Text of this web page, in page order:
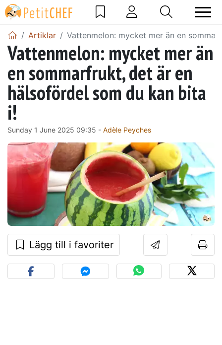
Artiklar Vattenmelon: mycket mer än en
Vattenmelon: mycket mer än
en sommarfrukt, det är en
hälsofördel som du kan bita
i!
Sunday 1 June 2025 09:35 - Adèle Peyches
Lägg till i favoriter